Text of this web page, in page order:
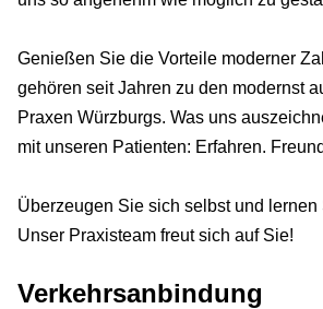
Genießen Sie die Vorteile moderner
gehören seit Jahren zu den modernst
Praxen Würzburgs. Was uns
mit unseren Patienten: Erfahren.
Überzeugen Sie sich selbst und lernen
Unser Praxisteam freut sich auf Sie!
Verkehrsanbindung